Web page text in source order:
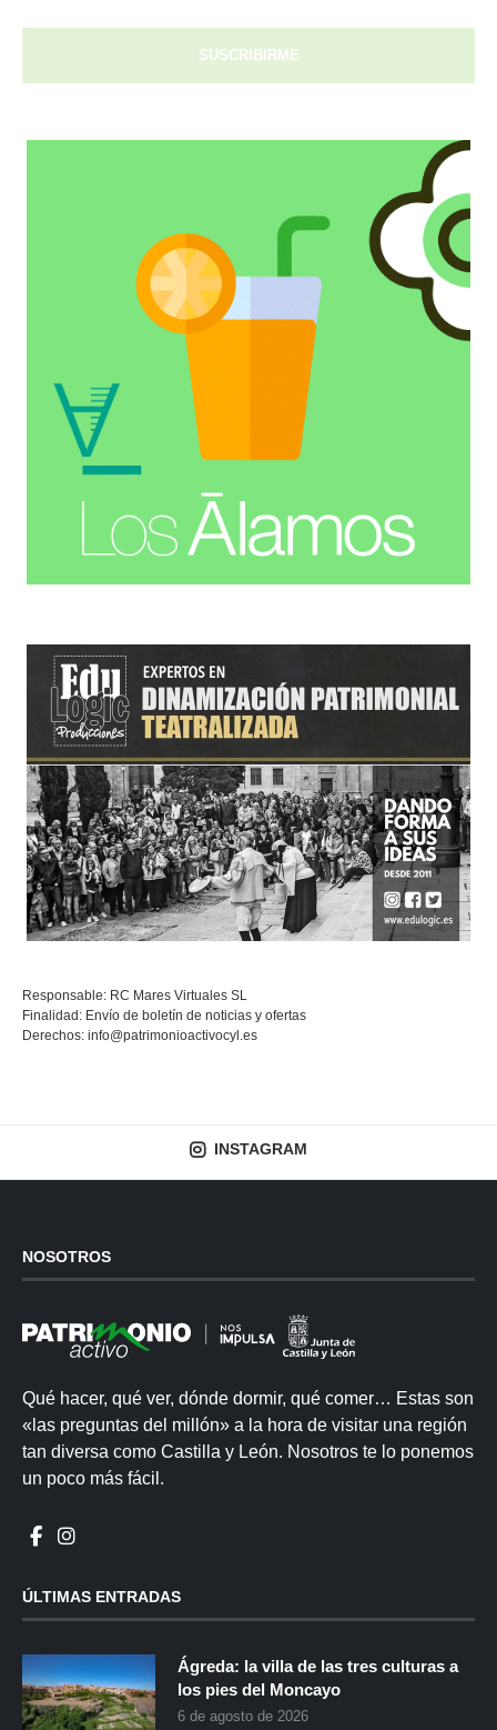
Responsable: RC Mares Virtuales SL
Finalidad: Envío de boletín de noticias y ofertas
Derechos: info@patrimonioactivocyl.es
INSTAGRAM
NOSOTROS
Qué hacer, qué ver, dónde dormir, qué comer… Estas son
«las preguntas del millón» a la hora de visitar una región
tan diversa como Castilla y León. Nosotros te lo ponemos
un poco más fácil.
ÚLTIMAS ENTRADAS
Ágreda: la villa de las tres culturas a
los pies del Moncayo
6 de agosto de 2026